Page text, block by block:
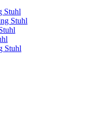
Stuhl
Stuhl
Stuhl